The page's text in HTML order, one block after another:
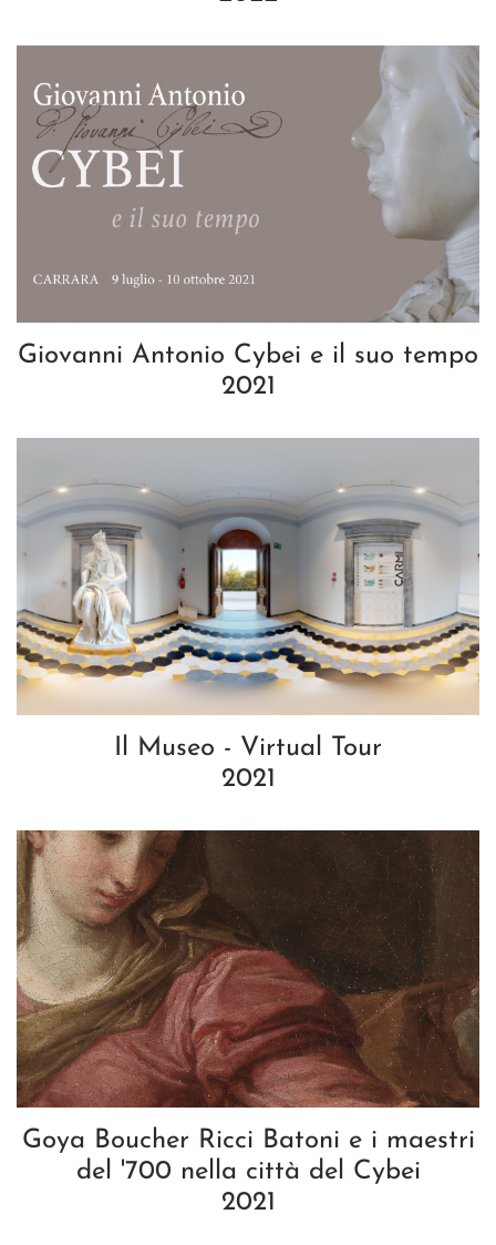
Giovanni Antonio Cybei e il suo tempo
2021
Il Museo - Virtual Tour
2021
Goya Boucher Ricci Batoni e i maestri
del '700 nella città del Cybei
2021